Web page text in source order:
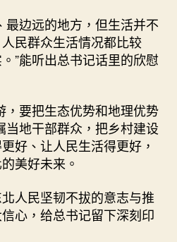
最边远的地方，但生活并不
民群众生活情况都比较
”能听出总书记话里的欣慰
，要把生态优势和地理优势
当地干部群众，把乡村建设
好、让人民生活得更好，
美好未来。
人民坚韧不拔的意志与推
心，给总书记留下深刻印